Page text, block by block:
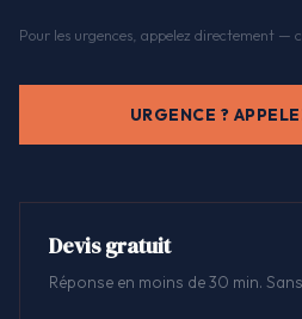
Pour les urgences, appelez directement —
URGENCE ?
Devis gratuit
Réponse en moins de 30 min.